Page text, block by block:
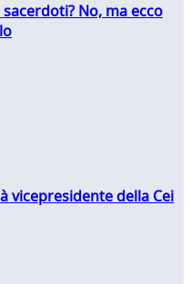
No, ma ecco
vicepresidente della Cei